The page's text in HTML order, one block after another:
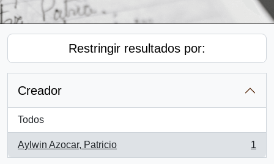
Restringir resultados por:
Creador
Todos
Aylwin Azocar, Patricio
, 1 resultados
1